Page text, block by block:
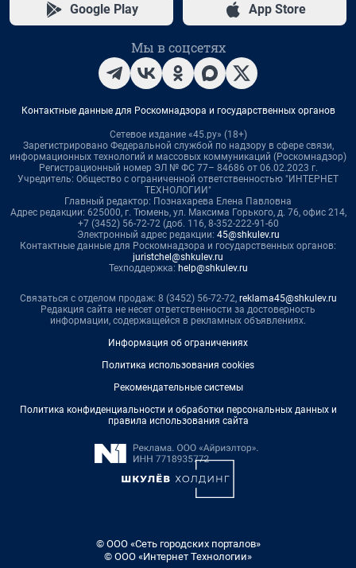
Google Play App Store
Мы в соцсетях
Контактные данные для Роскомнадзора и государственных органов
Сетевое издание «45.ру» (18+)
Зарегистрировано Федеральной службой по надзору в сфере связи,
информационных технологий и массовых коммуникаций (Роскомнадзор)
Регистрационный номер ЭЛ № ФС 77– 84686 от 06.02.2023 г.
Учредитель: Общество с ограниченной ответственностью "ИНТЕРНЕТ
ТЕХНОЛОГИИ"
Главный редактор: Познахарева Елена Павловна
Адрес редакции: 625000, г. Тюмень, ул. Максима Горького, д. 76, офис 214,
+7 (3452) 56-72-72 (доб. 116, 8-352-222-91-60
Электронный адрес редакции: 45@shkulev.ru
Контактные данные для Роскомнадзора и государственных органов:
juristchel@shkulev.ru
Техподдержка: help@shkulev.ru
Связаться с отделом продаж: 8 (3452) 56-72-72, reklama45@shkulev.ru
Редакция сайта не несет ответственности за достоверность
информации, содержащейся в рекламных объявлениях.
Информация об ограничениях
Политика использования cookies
Рекомендательные системы
Политика конфиденциальности и обработки персональных данных и
правила использования сайта
© ООО «Сеть городских порталов»
© ООО «Интернет Технологии»